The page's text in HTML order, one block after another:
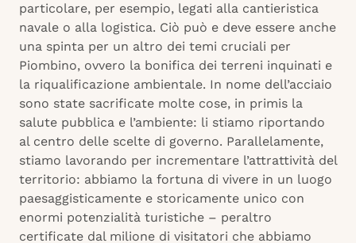
particolare, per esempio, legati alla cantieristica
navale o alla logistica. Ciò può e deve essere anche
una spinta per un altro dei temi cruciali per
Piombino, ovvero la bonifica dei terreni inquinati e
la riqualificazione ambientale. In nome dell’acciaio
sono state sacrificate molte cose, in primis la
salute pubblica e l’ambiente: li stiamo riportando
al centro delle scelte di governo. Parallelamente,
stiamo lavorando per incrementare l’attrattività del
territorio: abbiamo la fortuna di vivere in un luogo
paesaggisticamente e storicamente unico con
enormi potenzialità turistiche – peraltro
certificate dal milione di visitatori che abbiamo